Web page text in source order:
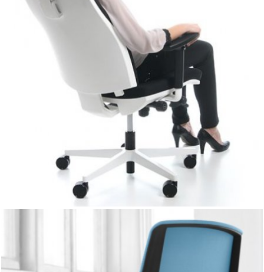
Corr to pełnowymiarowy, ergonomiczny fotel obrotowy
występujący w wersji pracowniczej CJ 102 i menadżerskiej
z zagłówkiem CJ103. Wysoka jakość włoskich
podzespołów jest gwarancją trwałości fotela, przy
zachowaniu bardzo dobrej relacji ceny do jakości.
Corr to prosta forma, z charakterystyczną linią oparcia
dodającą fotelowi lekkości i płynności.
Corr występuje w dwóch kolorystycznych wariantach :
białym i czarnym